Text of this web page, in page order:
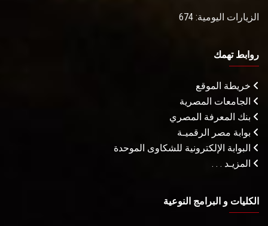
الزيارات اليومية: 674
روابط تهمك
خريطة الموقع
الجامعات المصرية
بنك المعرفة المصري
بوابة مصر الرقميـة
البوابة الإلكترونية للشكاوى الموحدة
المزيـد . . .
الكليات و البرامج النوعية